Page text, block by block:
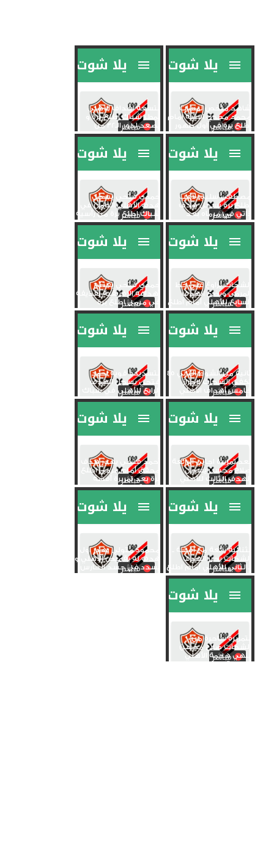
شاهد ملخص لمسات
محمد مجدي افشة امام
اطلع برة في اول ظهور
افريقي مع...
بتسعة اهداف الأهلي
يمطر شباك اطلع برة و
يصعد لدور الـ32 من
دوري...
مصطفي سليم لاعب
اطلع برة يسجل هدف
ذاتي في مرماه بعد
تمريرة من...
حمدي فتحي يسجل
هدف الأهلي الثامن في
شباك اطلع برة من رأسية
قوية
الشحات يراوغ على خط
المرمى ويضع الهدف
السابع للأهلي أمام اطلع
برة
حمدي فتحي يفتتح
أهدافه الإفريقية بقذيفة
في مرمى اطلع برة
45 ثانية من الشوط الثاني
تكفي الشحات لإحراز
خامس أهداف الأهلي
أمام...
بتسديدة قوية احمد
فتحي يسجل الهدف
الرابع للأهلي في شباك
اطلع برة
بعد تمريرة اجايي الرائعة
صلاح محسن يسجل
الهدف الثالث للأهلي
امام...
أحمد فتحي يهدر هدف
محقق أمام مرمى اطلع
برة بعد تمريرة أفشة
الرائعة
بثنائية رائعة مع أفشة ..
الشحات يحرز الهدف
محمود متولي يهدر اول
هدف له بقميص الأهلي و
يسدد في جسد الحارس
بتمريرة ساحرة من
الشحات صلاح محسن
ينهي هجمة الأهلي
الرائعة بهدف...